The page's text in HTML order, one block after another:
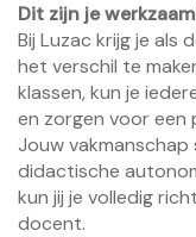
Dit zijn je
Bij Luzac krijg je als
het verschil te
klassen, kun je
en zorgen voor een
Jouw
didactische
kun jij je volledig
docent.